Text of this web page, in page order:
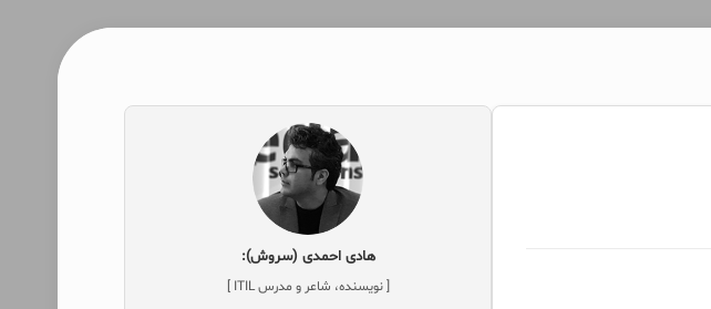
هادی احمدی (سروش):
[ نویسنده، شاعر و مدرس ITIL ]